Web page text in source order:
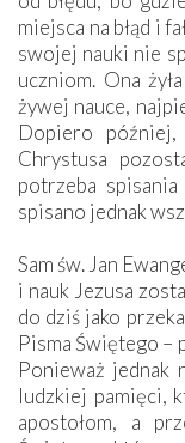
miejsca na błąd i
swojej nauki nie
uczniom. Ona
żywej nauce,
Dopiero
Chrystusa
potrzeba
spisano jednak
Sam św. Jan
i nauk Jezusa
do dziś jako
Pisma Świętego –
Ponieważ jednak
ludzkiej pamięci,
apostołom, a